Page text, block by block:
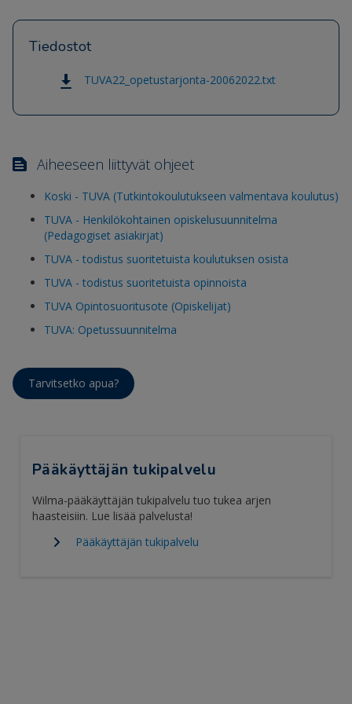
Tiedostot
TUVA22_opetustarjonta-20062022.txt
Aiheeseen liittyvät ohjeet
Koski - TUVA (Tutkintokoulutukseen valmentava koulutus)
TUVA - Henkilökohtainen opiskelusuunnitelma
(Pedagogiset asiakirjat)
TUVA - todistus suoritetuista koulutuksen osista
TUVA - todistus suoritetuista opinnoista
TUVA Opintosuoritusote (Opiskelijat)
TUVA: Opetussuunnitelma
Tarvitsetko apua?
Pääkäyttäjän tukipalvelu
Wilma-pääkäyttäjän tukipalvelu tuo tukea arjen
haasteisiin. Lue lisää palvelusta!
Pääkäyttäjän tukipalvelu